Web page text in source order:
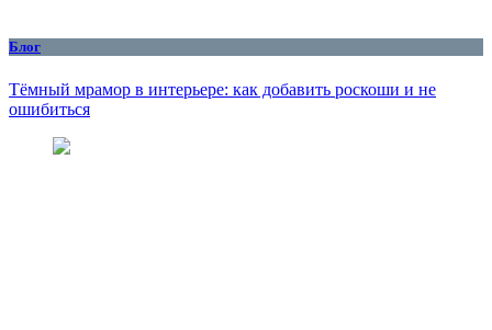
Блог
Тёмный мрамор в интерьере: как добавить роскоши и не
ошибиться